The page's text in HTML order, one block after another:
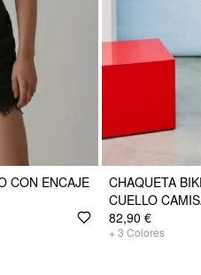
CON ENCAJE
CHAQUETA
CUELLO
82,90 €
+ 3 Colores